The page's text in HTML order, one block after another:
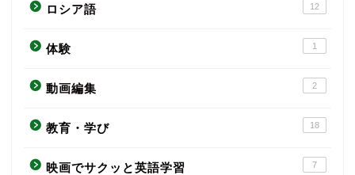
ロシア語 12
体験 1
動画編集 2
教育・学び 18
映画でサクッと英語学習 7